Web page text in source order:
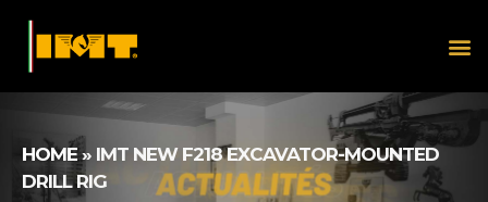
HOME» IMT NEW F218 EXCAVATOR-MOUNTED
DRILL RIG